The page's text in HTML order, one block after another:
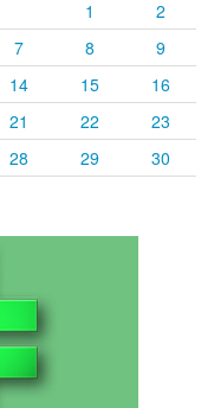
1
2
7 8
9
14 15
16
21 22
23
28 29
30